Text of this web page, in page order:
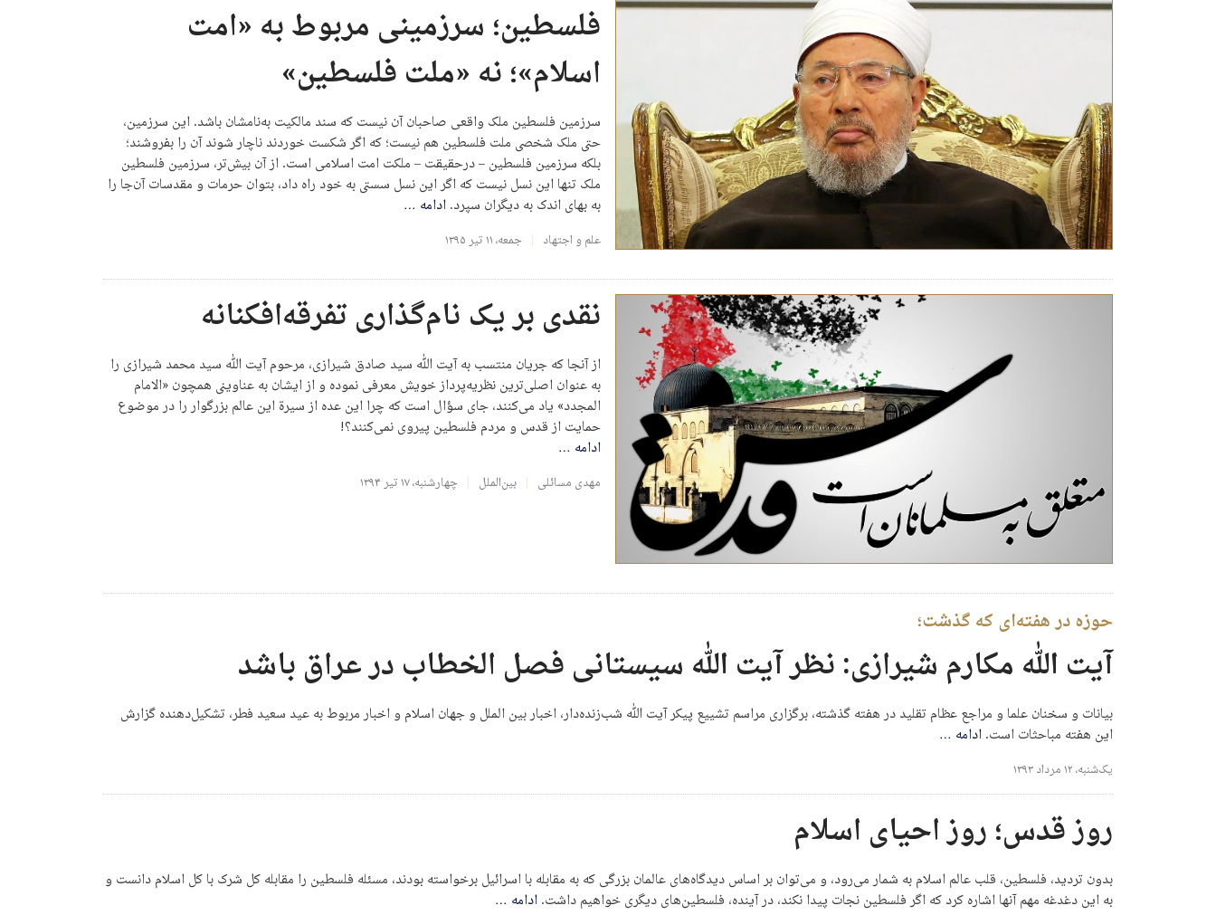
فلسطین؛ سرزمینی مربوط به «امت
اسلام»؛ نه «ملت فلسطین»
سرزمین فلسطین ملک واقعی صاحبان آن نیست که سند مالکیت به‌نامشان باشد. این سرزمین،
حتی ملک شخصی ملت فلسطین هم نیست؛ که اگر شکست خوردند ناچار شوند آن را بفروشند؛
بلکه سرزمین فلسطین – درحقیقت – ملکت امت اسلامی است. از آن بیش‌تر، سرزمین فلسطین
ملک تنها این نسل نیست که اگر این نسل سستی به خود راه داد، بتوان حرمات و مقدسات آن‌جا را
به بهای اندک به دیگران سپرد.ادامه …
علم و اجتهاد جمعه، ۱۱ تیر ۱۳۹۵
نقدی بر یک نام‌گذاری تفرقه‌افکنانه
از آنجا که جریان منتسب به آیت الله سید صادق شیرازی، مرحوم آیت الله سید محمد شیرازی را
به عنوان اصلی‌ترین نظریه‌پرداز خویش معرفی نموده و از ایشان به عناوینی همچون «الامام
المجدد» یاد می‌کنند، جای سؤال است که چرا این عده از سیرة این عالم بزرگوار را در موضوع
حمایت از قدس و مردم فلسطین پیروی نمی‌کنند؟!
ادامه …
مهدی مسائلی بین‌الملل چهارشنبه، ۱۷ تیر ۱۳۹۴
حوزه در هفته‌ای که گذشت؛
آیت الله مکارم شیرازی: نظر آیت الله سیستانی فصل الخطاب در عراق باشد
بیانات و سخنان علما و مراجع عظام تقلید در هفته گذشته، برگزاری مراسم تشییع پیکر آیت الله شب‌زنده‌دار، اخبار بین الملل و جهان اسلام و اخبار مربوط به عید سعید فطر، تشکیل‌دهنده گزارش
این هفته مباحثات است.ادامه …
یک‌شنبه، ۱۲ مرداد ۱۳۹۳
روز قدس؛ روز احیای اسلام
بدون تردید، فلسطین، قلب عالم اسلام به شمار می‌رود، و می‌توان بر اساس دیدگاه‌های عالمان بزرگی که به مقابله با اسرائیل برخواسته بودند، مسئله فلسطین را مقابله کل شرک با کل اسلام دانست و
به این دغدغه مهم آنها اشاره کرد که اگر فلسطین نجات پیدا نکند، در آینده، فلسطین‌های دیگری خواهیم داشت.ادامه …